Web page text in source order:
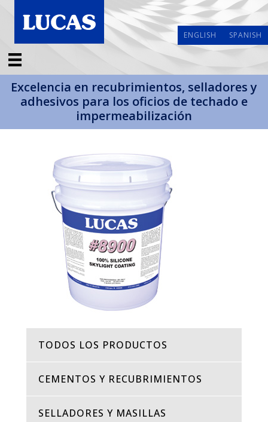
ENGLISH SPANISH
Excelencia en recubrimientos, selladores y
adhesivos para los oficios de techado e
impermeabilización
TODOS LOS PRODUCTOS
CEMENTOS Y RECUBRIMIENTOS
SELLADORES Y MASILLAS